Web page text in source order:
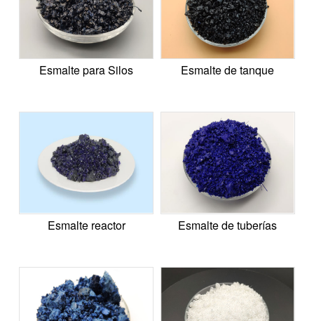
Esmalte para Silos Esmalte de tanque
Esmalte reactor Esmalte de tuberías